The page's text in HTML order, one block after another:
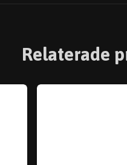
Relaterade